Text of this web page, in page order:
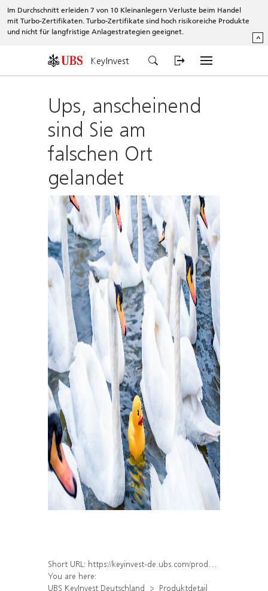
Im Durchschnitt erleiden 7 von 10 Kleinanlegern Verluste beim Handel
mit Turbo-Zertifikaten. Turbo-Zertifikate sind hoch risikoreiche Produkte
und nicht für langfristige Anlagestrategien geeignet.
^
KeyInvest
Ups, anscheinend
sind Sie am
falschen Ort
gelandet
Short URL: https://keyinvest-de.ubs.com/produkt/detail/index/isin/DE000WA4ST02
You are here:
UBS KeyInvest Deutschland
Produktdetail